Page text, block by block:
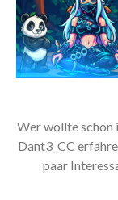
Wer wollte schon
Dant3_CC
paar